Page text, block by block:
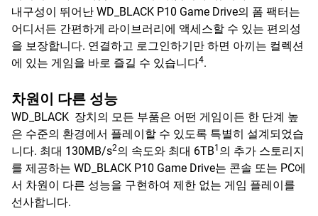
내구성이 뛰어난 WD_BLACK P10 Game Drive의 폼 팩터는
어디서든 간편하게 라이브러리에 액세스할 수 있는 편의성
을 보장합니다. 연결하고 로그인하기만 하면 아끼는 컬렉션
에 있는 게임을 바로 즐길 수 있습니다4.
차원이 다른 성능
WD_BLACK 장치의 모든 부품은 어떤 게임이든 한 단계 높
은 수준의 환경에서 플레이할 수 있도록 특별히 설계되었습
니다. 최대 130MB/s2의 속도와 최대 6TB1 의 추가 스토리지
를 제공하는 WD_BLACK P10 Game Drive는 콘솔 또는 PC에
서 차원이 다른 성능을 구현하여 제한 없는 게임 플레이를
선사합니다.